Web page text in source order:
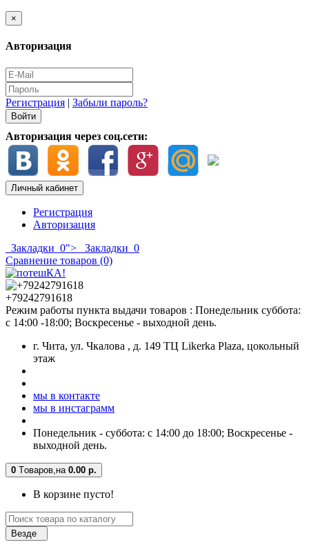
×
Авторизация
Регистрация | Забыли пароль?
Авторизация через соц.сети:
Личный кабинет
Регистрация
Авторизация
Закладки 0"> Закладки 0
Сравнение товаров (0)
+79242791618
Режим работы пункта выдачи товаров : Понедельник суббота:
с 14:00 -18:00; Воскресенье - выходной день.
г. Чита, ул. Чкалова , д. 149 ТЦ Likerka Plaza, цокольный
этаж
мы в контакте
мы в инстаграмм
Понедельник - суббота: с 14:00 до 18:00; Воскресенье -
выходной день.
0 Tоваров, на 0.00 р.
В корзине пусто!
Везде